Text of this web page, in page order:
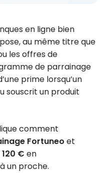
en ligne bien
au même titre que
les offres de
de parrainage
prime lorsqu’un
souscrit un produit
comment
Fortuneo et
120 € en
un proche.